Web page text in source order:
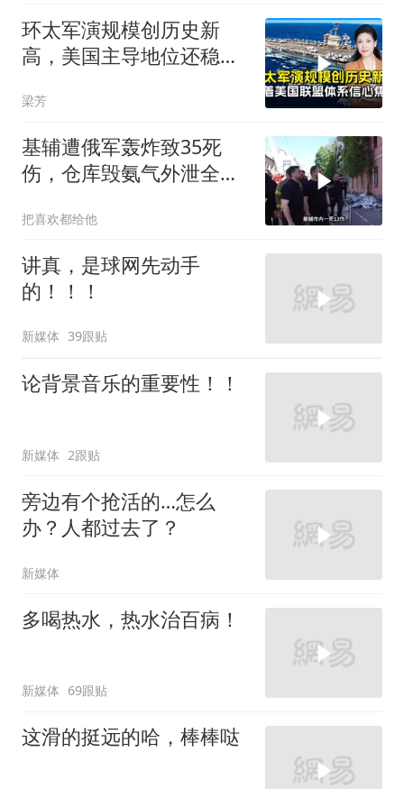
环太军演规模创历史新
高，美国主导地位还稳得
梁芳
基辅遭俄军轰炸致35死
伤，仓库毁氨气外泄全城
把喜欢都给他
讲真，是球网先动手
的！！！
新媒体 39跟贴
论背景音乐的重要性！！
新媒体 2跟贴
旁边有个抢活的…怎么
办？人都过去了？
新媒体
多喝热水，热水治百病！
新媒体 69跟贴
这滑的挺远的哈，棒棒哒